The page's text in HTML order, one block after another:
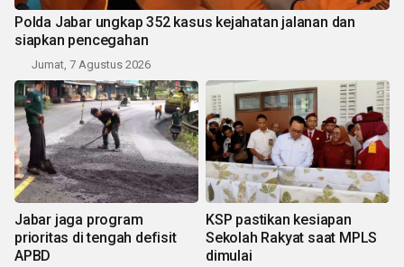
Polda Jabar ungkap 352 kasus kejahatan jalanan dan
siapkan pencegahan
Jumat, 7 Agustus 2026
Jabar jaga program
prioritas di tengah defisit
APBD
KSP pastikan kesiapan
Sekolah Rakyat saat MPLS
dimulai